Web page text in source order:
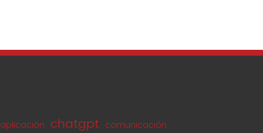
aplicación chatgpt comunicación